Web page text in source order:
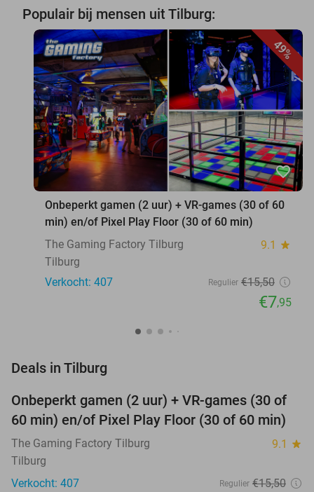
Populair bij mensen uit Tilburg:
49%
favorite_border
Onbeperkt gamen (2 uur) + VR-games (30 of 60
min) en/of Pixel Play Floor (30 of 60 min)
The Gaming Factory Tilburg
9.1 star
Tilburg
Verkocht: 407
Regulier €15,50
€7,95
Deals in Tilburg
49%
Onbeperkt gamen (2 uur) + VR-games (30 of
60 min) en/of Pixel Play Floor (30 of 60 min)
The Gaming Factory Tilburg 9.1 star
Tilburg
Verkocht: 407
Regulier €15,50